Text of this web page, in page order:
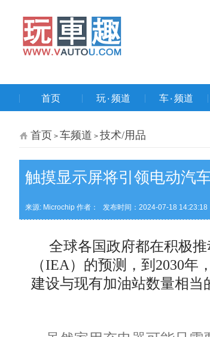
首页 玩۰频道 车۰频道
首页 > 车频道 > 技术/用品
触摸显示屏将引领电动汽
来源: Microchip 作者： 发布时间：2024-07-18 14:23:18
全球各国政府都在积极推
（IEA）的预测，到2030
建设与现有加油站数量相当